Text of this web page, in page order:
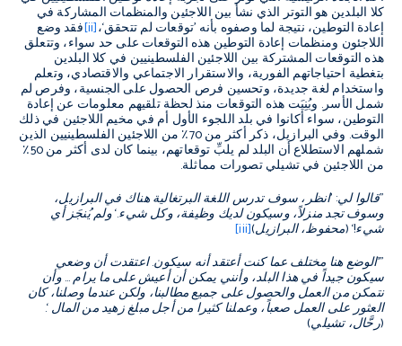
كلا البلدين هو التوتر الذي نشأ بين اللاجئين والمنظمات المشاركة في
إعادة التوطين، نتيجة لما وصفوه بأنه ’توقعات لم تتحقق‘،[ii]فقد وضع
اللاجئون ومنظمات إعادة التوطين هذه التوقعات على حد سواء، وتتعلق
هذه التوقعات المشتركة بين اللاجئين الفلسطينيين في كلا البلدين
بتغطية احتياجاتهم الفورية، والاستقرار الاجتماعي والاقتصادي، وتعلم
واستخدام لغة جديدة، وتحسين فرص الحصول على الجنسية، وفرص لم
شمل الأسر. وبُنِيَت هذه التوقعات منذ لحظة تلقيهم معلومات عن إعادة
التوطين، سواء أكانوا في بلد اللجوء الأول أم في مخيم اللاجئين في ذلك
الوقت. وفي البرازيل، ذكر أكثر من 70٪ من اللاجئين الفلسطينيين الذين
شملهم الاستطلاع أن البلد لم يلبِّ توقعاتهم، بينما كان لدى أكثر من 50٪
من اللاجئين في تشيلي تصورات مماثلة.
"قالوا لي: ’انظر، سوف تدرس اللغة البرتغالية هناك في البرازيل،
وسوف تجد منزلاً، وسيكون لديك وظيفة، وكل شيء.‘ ولم يُنجَز أي
شيء!‘ (محفوظ، البرازيل)[iii]
"’الوضع هنا مختلف عما كنت أعتقد أنه سيكون. اعتقدت أن وضعي
سيكون جيداً في هذا البلد، وأنني يمكن أن أعيش على ما يرام … وأن
نتمكن من العمل والحصول على جميع مطالبنا، ولكن عندما وصلنا، كان
العثور على العمل صعباً، وعملنا كثيرا من أجل مبلغ زهيد من المال ‘.
(رحَّال، تشيلي)